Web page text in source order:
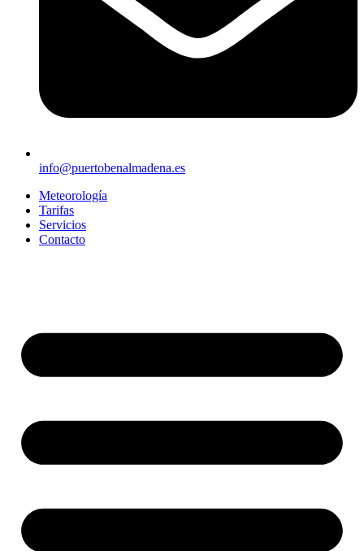
info@puertobenalmadena.es
Meteorología
Tarifas
Servicios
Contacto